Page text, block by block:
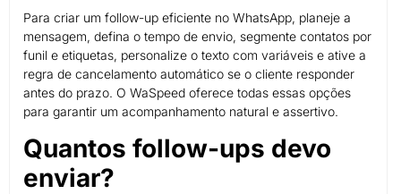
Para criar um follow-up eficiente no WhatsApp, planeje a
mensagem, defina o tempo de envio, segmente contatos por
funil e etiquetas, personalize o texto com variáveis e ative a
regra de cancelamento automático se o cliente responder
antes do prazo. O WaSpeed oferece todas essas opções
para garantir um acompanhamento natural e assertivo.
Quantos follow-ups devo
enviar?